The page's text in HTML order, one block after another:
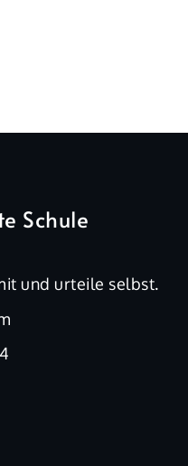
Schule
und urteile selbst.